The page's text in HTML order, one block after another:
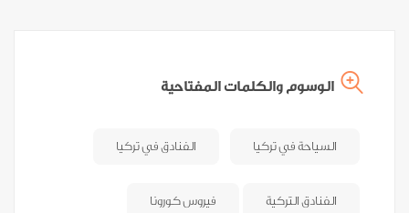
الوسوم والكلمات المفتاحية
السياحة في تركيا الفنادق في تركيا
الفنادق التركية فيروس كورونا